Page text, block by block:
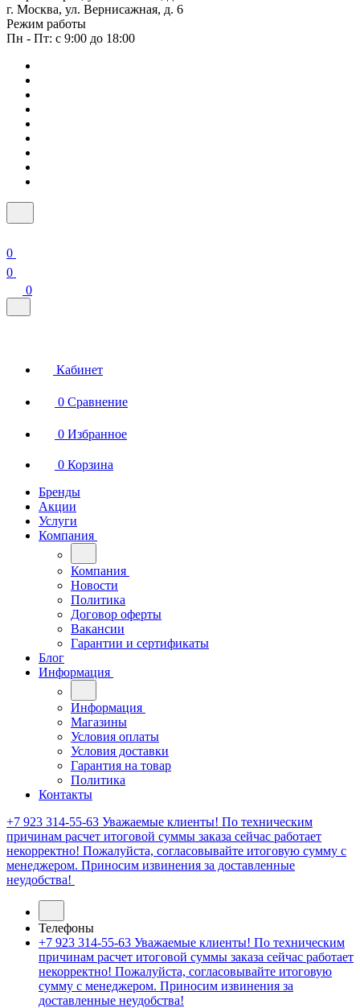
г. Москва, ул. Вернисажная, д. 6
Режим работы
Пн - Пт: с 9:00 до 18:00
0
0
0
Кабинет
0 Сравнение
0 Избранное
0 Корзина
Бренды
Акции
Услуги
Компания
Компания
Новости
Политика
Договор оферты
Вакансии
Гарантии и сертификаты
Блог
Информация
Информация
Магазины
Условия оплаты
Условия доставки
Гарантия на товар
Политика
Контакты
+7 923 314-55-63 Уважаемые клиенты! По техническим
причинам расчет итоговой суммы заказа сейчас работает
некорректно! Пожалуйста, согласовывайте итоговую сумму с
менеджером. Приносим извинения за доставленные
неудобства!
Телефоны
+7 923 314-55-63 Уважаемые клиенты! По техническим
причинам расчет итоговой суммы заказа сейчас работает
некорректно! Пожалуйста, согласовывайте итоговую
сумму с менеджером. Приносим извинения за
доставленные неудобства!